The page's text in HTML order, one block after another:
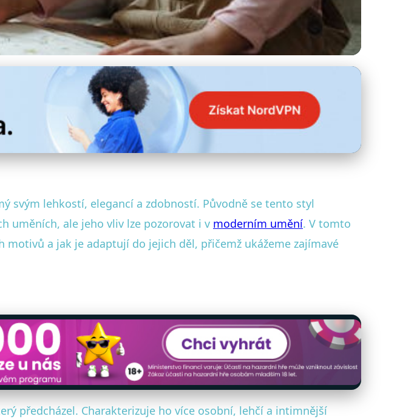
Modernímu Umění
svým lehkostí, elegancí a zdobností. Původně se tento styl
uměních, ale jeho vliv lze pozorovat i v moderním umění. V tomto
a jak je adaptují do jejich děl, přičemž ukážeme zajímavé
předcházel. Charakterizuje ho více osobní, lehčí a intimnější